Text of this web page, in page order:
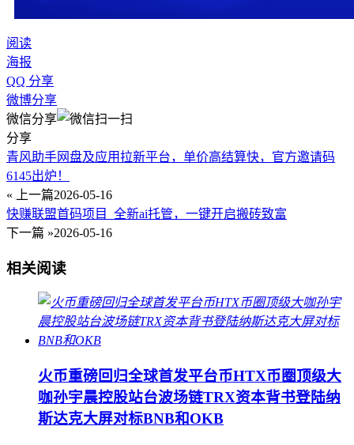
阅读
海报
QQ 分享
微博分享
微信分享
分享
青风助手网盘及应用拉新平台，单价高结算快，官方邀请码
6145出炉！
« 上一篇2026-05-16
快赚联盟首码项目_全新ai托管，一键开启搬砖致富
下一篇 »2026-05-16
相关阅读
火币重磅回归全球首发平台币HTX币圈顶级大
咖孙宇晨控股站台波场链TRX资本背书登陆纳
斯达克大屏对标BNB和OKB